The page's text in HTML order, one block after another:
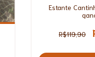
Estante
R$119,90